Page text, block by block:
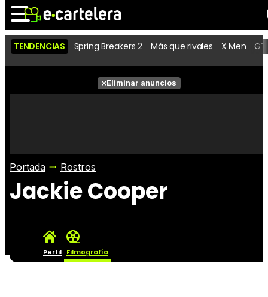
Noticias Cartelera
Películas
Críticas
TENDENCIAS Spring Breakers 2 Más que rivales X Men
Eliminar anuncios
Portada Rostros
Jackie Cooper
Perfil Filmografía